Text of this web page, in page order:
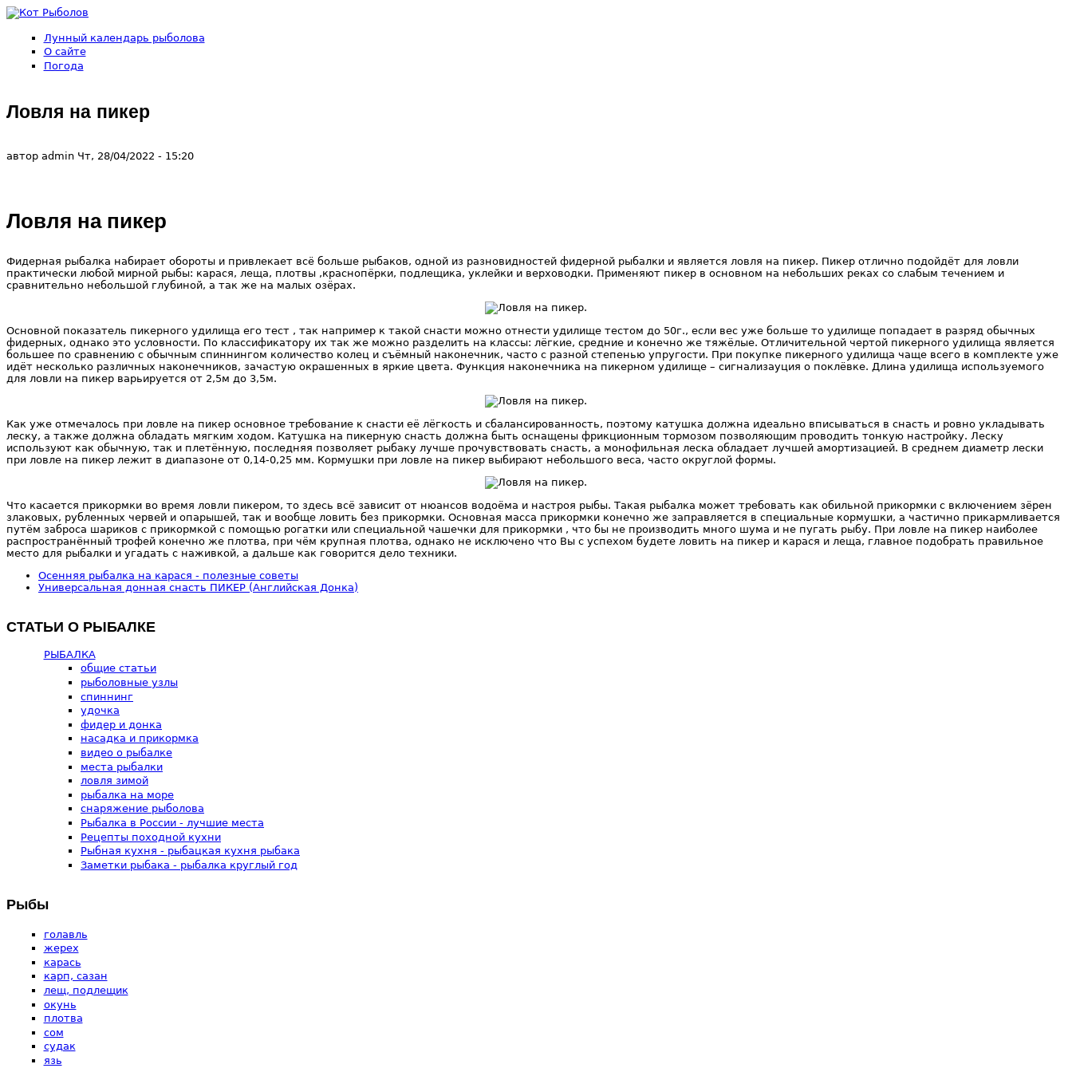
Перейти к основному содержанию
Кот
Рыболов
Лунный календарь рыболова
О сайте
Погода
Ловля на пикер
автор admin Чт, 28/04/2022 - 15:20
Ловля на пикер
Фидерная рыбалка набирает обороты и привлекает всё больше рыбаков, одной из разновидностей фидерной рыбалки и является ловля на пикер. Пикер отлично подойдёт для ловли
практически любой мирной рыбы: карася, леща, плотвы ,краснопёрки, подлещика, уклейки и верховодки. Применяют пикер в основном на небольших реках со слабым течением и
сравнительно небольшой глубиной, а так же на малых озёрах.
Основной показатель пикерного удилища его тест , так например к такой снасти можно отнести удилище тестом до 50г., если вес уже больше то удилище попадает в разряд обычных
фидерных, однако это условности. По классификатору их так же можно разделить на классы: лёгкие, средние и конечно же тяжёлые. Отличительной чертой пикерного удилища является
большее по сравнению с обычным спиннингом количество колец и съёмный наконечник, часто с разной степенью упругости. При покупке пикерного удилища чаще всего в комплекте уже
идёт несколько различных наконечников, зачастую окрашенных в яркие цвета. Функция наконечника на пикерном удилище – сигнализауция о поклёвке. Длина удилища используемого
для ловли на пикер варьируется от 2,5м до 3,5м.
Как уже отмечалось при ловле на пикер основное требование к снасти её лёгкость и сбалансированность, поэтому катушка должна идеально вписываться в снасть и ровно укладывать
леску, а также должна обладать мягким ходом. Катушка на пикерную снасть должна быть оснащены фрикционным тормозом позволяющим проводить тонкую настройку. Леску
используют как обычную, так и плетённую, последняя позволяет рыбаку лучше прочувствовать снасть, а монофильная леска обладает лучшей амортизацией. В среднем диаметр лески
при ловле на пикер лежит в диапазоне от 0,14-0,25 мм. Кормушки при ловле на пикер выбирают небольшого веса, часто округлой формы.
Что касается прикормки во время ловли пикером, то здесь всё зависит от нюансов водоёма и настроя рыбы. Такая рыбалка может требовать как обильной прикормки с включением зёрен
злаковых, рубленных червей и опарышей, так и вообще ловить без прикормки. Основная масса прикормки конечно же заправляется в специальные кормушки, а частично прикармливается
путём заброса шариков с прикормкой с помощью рогатки или специальной чашечки для прикормки , что бы не производить много шума и не пугать рыбу. При ловле на пикер наиболее
распространённый трофей конечно же плотва, при чём крупная плотва, однако не исключено что Вы с успехом будете ловить на пикер и карася и леща, главное подобрать правильное
место для рыбалки и угадать с наживкой, а дальше как говорится дело техники.
Осенняя рыбалка на карася - полезные советы
Универсальная донная снасть ПИКЕР (Английская Донка)
СТАТЬИ О РЫБАЛКЕ
РЫБАЛКА
общие статьи
рыболовные узлы
спиннинг
удочка
фидер и донка
насадка и прикормка
видео о рыбалке
места рыбалки
ловля зимой
рыбалка на море
снаряжение рыболова
Рыбалка в России - лучшие места
Рецепты походной кухни
Рыбная кухня - рыбацкая кухня рыбака
Заметки рыбака - рыбалка круглый год
Рыбы
голавль
жерех
карась
карп, сазан
лещ, подлещик
окунь
плотва
сом
судак
язь